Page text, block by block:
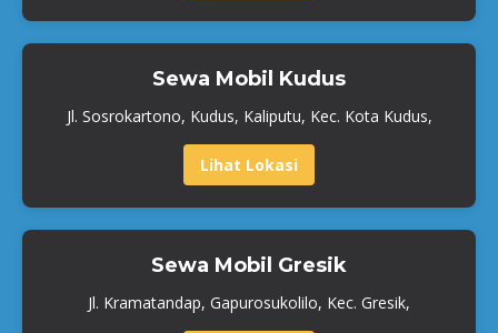
Sewa Mobil Kudus
Jl. Sosrokartono, Kudus, Kaliputu, Kec. Kota Kudus,
Lihat Lokasi
Sewa Mobil Gresik
Jl. Kramatandap, Gapurosukolilo, Kec. Gresik,